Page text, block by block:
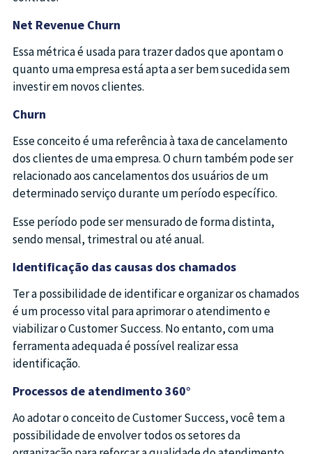
Net Revenue Churn
Essa métrica é usada para trazer dados que apontam o
quanto uma empresa está apta a ser bem sucedida sem
investir em novos clientes.
Churn
Esse conceito é uma referência à taxa de cancelamento
dos clientes de uma empresa. O churn também pode ser
relacionado aos cancelamentos dos usuários de um
determinado serviço durante um período específico.
Esse período pode ser mensurado de forma distinta,
sendo mensal, trimestral ou até anual.
Identificação das causas dos chamados
Ter a possibilidade de identificar e organizar os chamados
é um processo vital para aprimorar o atendimento e
viabilizar o Customer Success. No entanto, com uma
ferramenta adequada é possível realizar essa
identificação.
Processos de atendimento 360°
Ao adotar o conceito de Customer Success, você tem a
possibilidade de envolver todos os setores da